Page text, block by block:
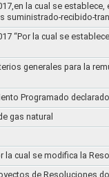
la cual se
suministrado-recibido-
“Por la cual se
generales para la
Programado
gas natural
cual se modifica la
de Resoluciones